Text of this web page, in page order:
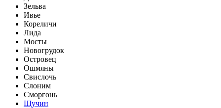
Зельва
Ивье
Кореличи
Лида
Мосты
Новогрудок
Островец
Ошмяны
Свислочь
Слоним
Сморгонь
Щучин